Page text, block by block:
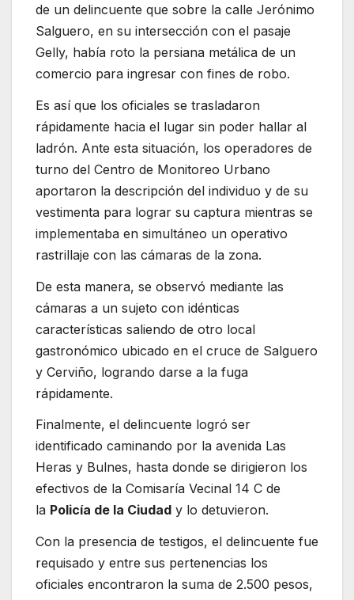
de un delincuente que sobre la calle Jerónimo
Salguero, en su intersección con el pasaje
Gelly, había roto la persiana metálica de un
comercio para ingresar con fines de robo.
Es así que los oficiales se trasladaron
rápidamente hacia el lugar sin poder hallar al
ladrón. Ante esta situación, los operadores de
turno del Centro de Monitoreo Urbano
aportaron la descripción del individuo y de su
vestimenta para lograr su captura mientras se
implementaba en simultáneo un operativo
rastrillaje con las cámaras de la zona.
De esta manera, se observó mediante las
cámaras a un sujeto con idénticas
características saliendo de otro local
gastronómico ubicado en el cruce de Salguero
y Cerviño, logrando darse a la fuga
rápidamente.
Finalmente, el delincuente logró ser
identificado caminando por la avenida Las
Heras y Bulnes, hasta donde se dirigieron los
efectivos de la Comisaría Vecinal 14 C de
la Policía de la Ciudad y lo detuvieron.
Con la presencia de testigos, el delincuente fue
requisado y entre sus pertenencias los
oficiales encontraron la suma de 2.500 pesos,